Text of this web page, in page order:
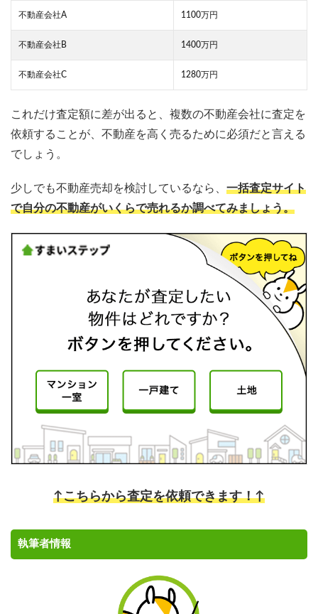
不動産会社A 1100万円
不動産会社B 1400万円
不動産会社C 1280万円
これだけ査定額に差が出ると、複数の不動産会社に査定を
依頼することが、不動産を高く売るために必須だと言える
でしょう。
少しでも不動産売却を検討しているなら、 一括査定サイト
で自分の不動産がいくらで売れるか調べてみましょう。
↑こちらから査定を依頼できます！↑
執筆者情報